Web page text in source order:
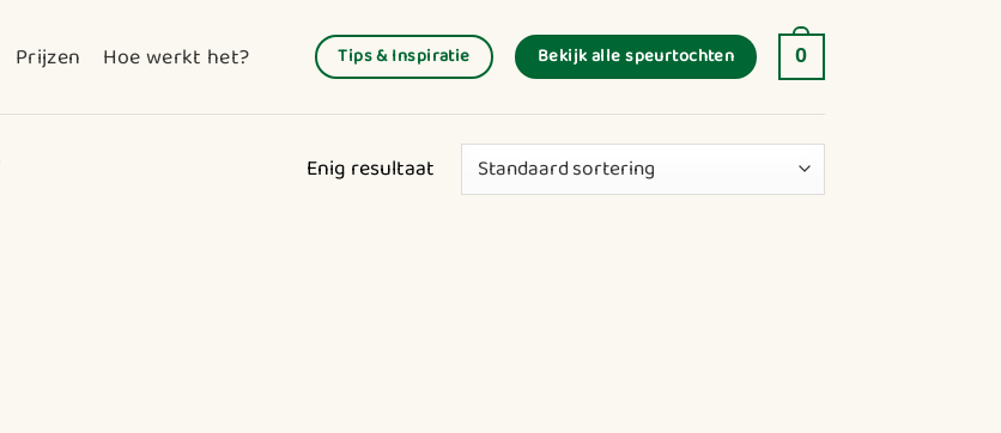
Prijzen Hoe werkt het? Tips & Inspiratie Bekijk alle speurtochten 0
Enig resultaat